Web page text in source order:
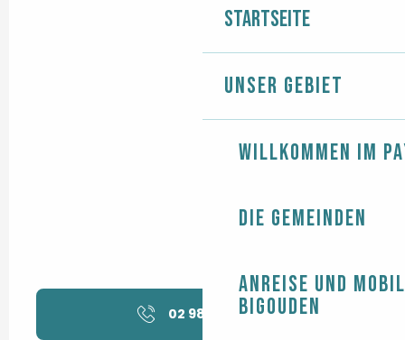
Startseite
Unser Gebiet
Willkommen im
Die Gemeinden
Anreise und
Bigouden
02 98 82 04▒▒